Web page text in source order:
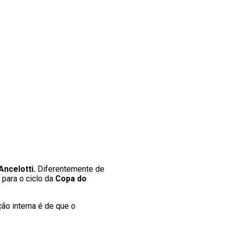
Diferentemente de
o ciclo da Copa do
interna é de que o